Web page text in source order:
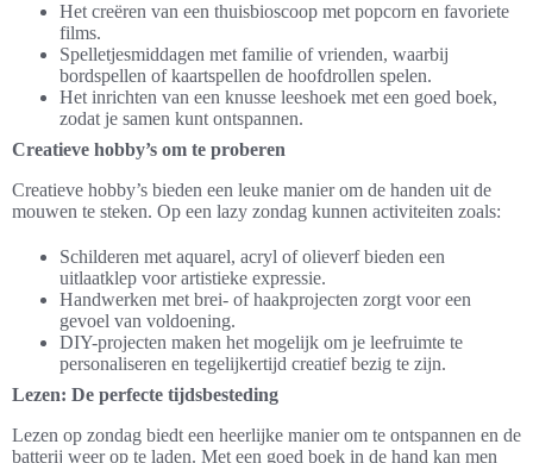
Het creëren van een thuisbioscoop met popcorn en favoriete
films.
Spelletjesmiddagen met familie of vrienden, waarbij
bordspellen of kaartspellen de hoofdrollen spelen.
Het inrichten van een knusse leeshoek met een goed boek,
zodat je samen kunt ontspannen.
Creatieve hobby’s om te proberen
Creatieve hobby’s bieden een leuke manier om de handen uit de
mouwen te steken. Op een lazy zondag kunnen activiteiten zoals:
Schilderen met aquarel, acryl of olieverf bieden een
uitlaatklep voor artistieke expressie.
Handwerken met brei- of haakprojecten zorgt voor een
gevoel van voldoening.
DIY-projecten maken het mogelijk om je leefruimte te
personaliseren en tegelijkertijd creatief bezig te zijn.
Lezen: De perfecte tijdsbesteding
Lezen op zondag biedt een heerlijke manier om te ontspannen en de
batterij weer op te laden. Met een goed boek in de hand kan men